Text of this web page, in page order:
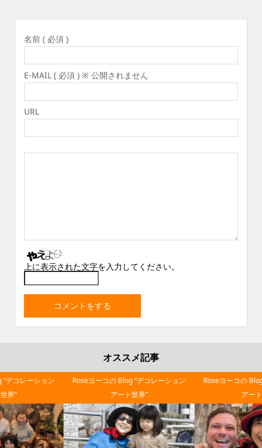
名前 ( 必須 )
E-MAIL ( 必須 ) ※ 公開されません
URL
上に表示された文字を入力してください。
オススメ記事
Roseヨーコの Blog “デコレーション
Roseヨーコの Blog “デコレーション